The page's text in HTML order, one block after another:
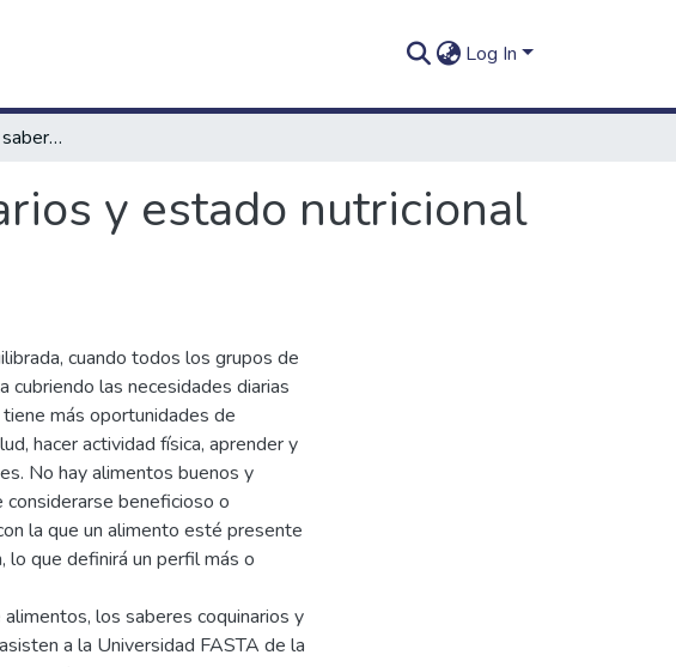
Log In
Patrones de compra, saberes coquinarios y estado nutricional de estudiantes universitarios
y estado nutricional
cuando todos los grupos de
las necesidades diarias
más oportunidades de
hacer actividad física, aprender y
No hay alimentos buenos y
beneficioso o
la que un alimento esté presente
lo que definirá un perfil más o
los saberes coquinarios y
a la Universidad FASTA de la